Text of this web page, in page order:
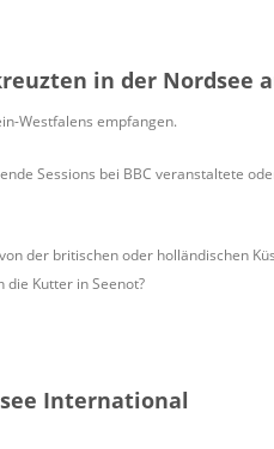
in der Nordsee
Westfalens empfangen.
Sessions bei BBC veranstaltete
der britischen oder holländischen
Kutter in Seenot?
International